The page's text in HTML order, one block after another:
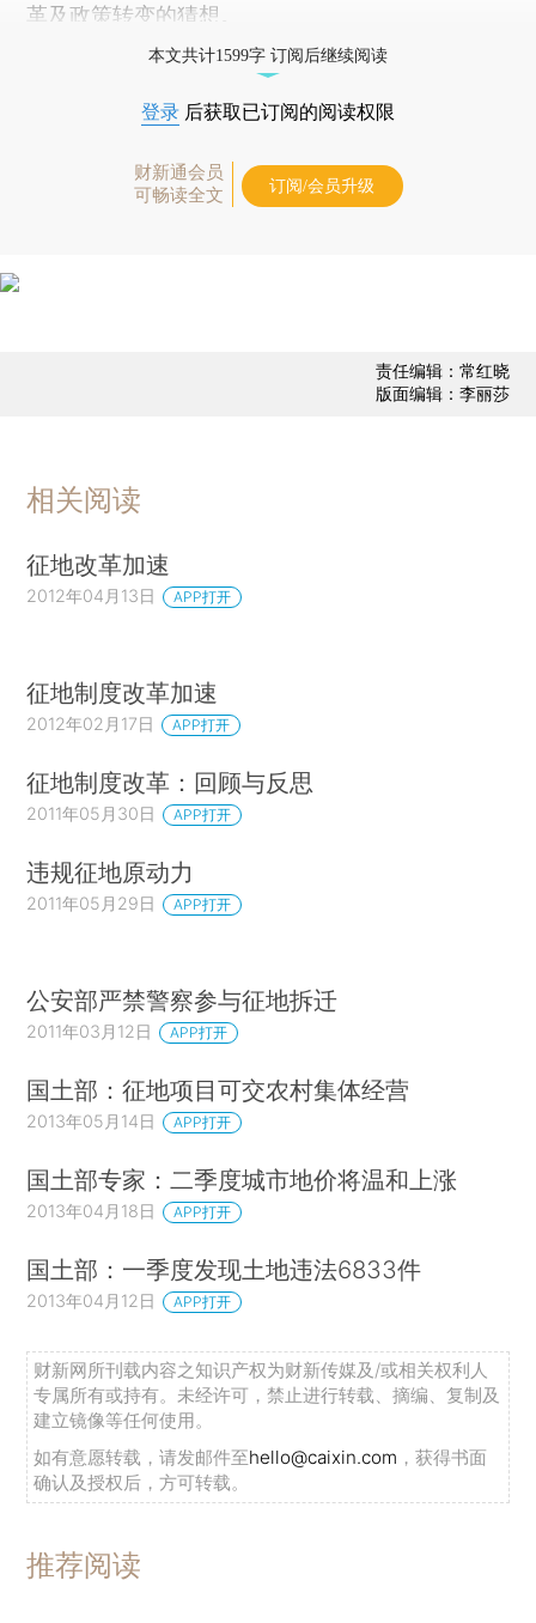
革及政策转变的猜想。
本文共计1599字 订阅后继续阅读
登录 后获取已订阅的阅读权限
财新通会员
可畅读全文
订阅/会员升级
责任编辑：常红晓
版面编辑：李丽莎
相关阅读
征地改革加速
2012年04月13日 APP打开
征地制度改革加速
2012年02月17日 APP打开
征地制度改革：回顾与反思
2011年05月30日 APP打开
违规征地原动力
2011年05月29日 APP打开
公安部严禁警察参与征地拆迁
2011年03月12日 APP打开
国土部：征地项目可交农村集体经营
2013年05月14日 APP打开
国土部专家：二季度城市地价将温和上涨
2013年04月18日 APP打开
国土部：一季度发现土地违法6833件
2013年04月12日 APP打开
财新网所刊载内容之知识产权为财新传媒及/或相关权利人
专属所有或持有。未经许可，禁止进行转载、摘编、复制及
建立镜像等任何使用。
如有意愿转载，请发邮件至hello@caixin.com ，获得书面
确认及授权后，方可转载。
推荐阅读